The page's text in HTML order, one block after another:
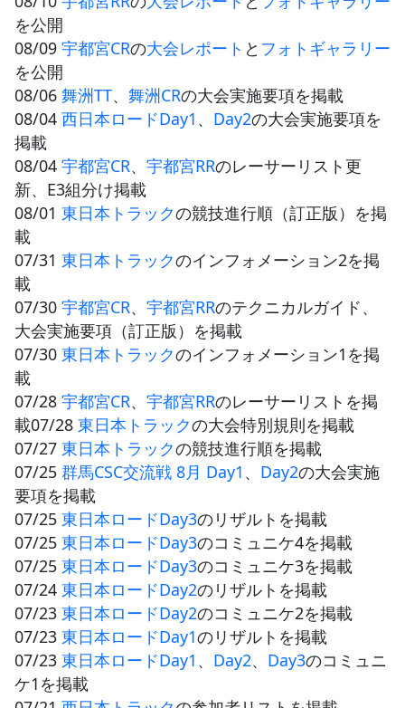
を公開
08/09 宇都宮CRの大会レポート と フォトギャラリー
を公開
08/06 舞洲TT、 舞洲CRの大会実施要項を掲載
08/04 西日本ロードDay1 、 Day2の大会実施要項を
掲載
08/04 宇都宮CR、 宇都宮RRのレーサーリスト更
新、E3組分け掲載
08/01 東日本トラックの競技進行順（訂正版）を掲
載
07/31 東日本トラックのインフォメーション2を掲
載
07/30 宇都宮CR、 宇都宮RRのテクニカルガイド、
大会実施要項（訂正版）を掲載
07/30 東日本トラックのインフォメーション1を掲
載
07/28 宇都宮CR、 宇都宮RRのレーサーリストを掲
載07/28 東日本トラックの大会特別規則を掲載
07/27 東日本トラックの競技進行順を掲載
07/25 群馬CSC交流戦 8月 Day1 、 Day2の大会実施
要項を掲載
07/25 東日本ロードDay3のリザルトを掲載
07/25 東日本ロードDay3のコミュニケ4を掲載
07/25 東日本ロードDay3のコミュニケ3を掲載
07/24 東日本ロードDay2のリザルトを掲載
07/23 東日本ロードDay2のコミュニケ2を掲載
07/23 東日本ロードDay1のリザルトを掲載
07/23 東日本ロードDay1 、 Day2、 Day3のコミュニ
ケ1を掲載